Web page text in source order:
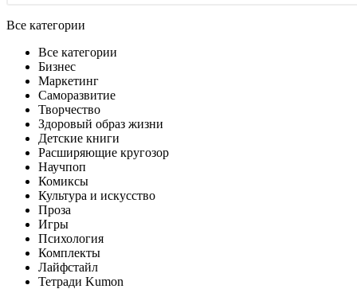
Все категории
Все категории
Бизнес
Маркетинг
Саморазвитие
Творчество
Здоровый образ жизни
Детские книги
Расширяющие кругозор
Научпоп
Комиксы
Культура и искусство
Проза
Игры
Психология
Комплекты
Лайфстайл
Тетради Kumon